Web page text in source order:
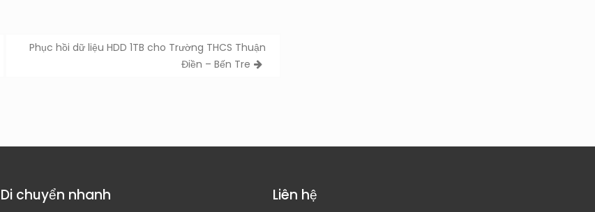
Phục hồi dữ liệu HDD 1TB cho Trường THCS Thuận
Điền – Bến Tre
Di chuyển nhanh Liên hệ